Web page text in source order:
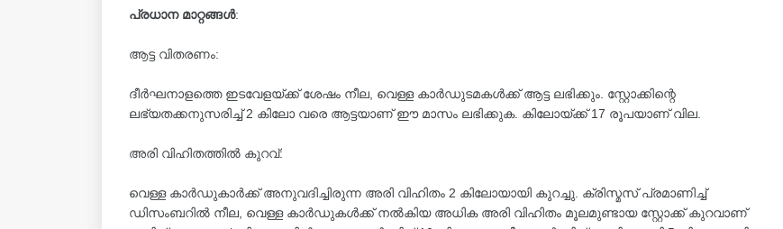
പ്രധാന മാറ്റങ്ങള്‍:
ആട്ട വിതരണം:
ദീർഘനാളത്തെ ഇടവേളയ്ക്ക് ശേഷം നീല, വെള്ള കാർഡുടമകള്‍ക്ക് ആട്ട ലഭിക്കും. സ്റ്റോക്കിന്റെ
ലഭ്യതക്കനുസരിച്ച്‌ 2 കിലോ വരെ ആട്ടയാണ് ഈ മാസം ലഭിക്കുക. കിലോയ്ക്ക് 17 രൂപയാണ് വില.
അരി വിഹിതത്തില്‍ കുറവ്:
വെള്ള കാർഡുകാർക്ക് അനുവദിച്ചിരുന്ന അരി വിഹിതം 2 കിലോയായി കുറച്ചു. ക്രിസ്മസ് പ്രമാണിച്ച്‌
ഡിസംബറില്‍ നീല, വെള്ള കാർഡുകള്‍ക്ക് നല്‍കിയ അധിക അരി വിഹിതം മൂലമുണ്ടായ സ്റ്റോക്ക് കുറവാണ്